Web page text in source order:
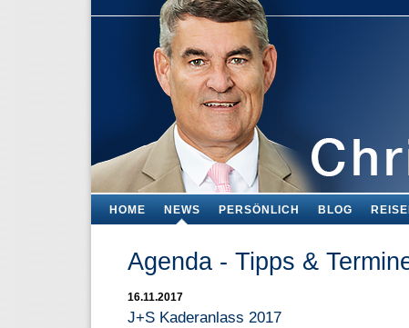
HOME NEWS PERSÖNLICH BLOG
Agenda - Tipps &
16.11.2017
J+S Kaderanlass 2017